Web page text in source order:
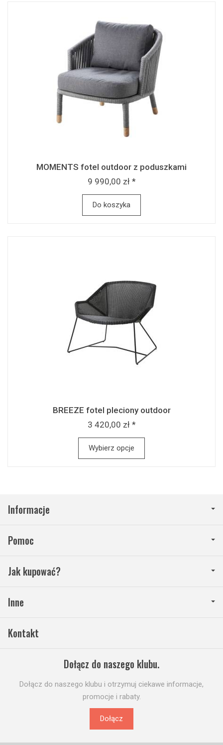
MOMENTS fotel outdoor z poduszkami
9 990,00 zł *
Do koszyka
BREEZE fotel pleciony outdoor
3 420,00 zł *
Wybierz opcje
Informacje
Pomoc
Jak kupować?
Inne
Kontakt
Dołącz do naszego klubu.
Dołącz do naszego klubu i otrzymuj ciekawe informacje,
promocje i rabaty.
Dołącz